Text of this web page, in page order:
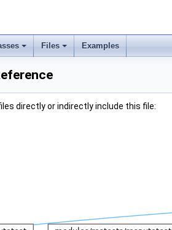
Files Examples
directly or indirectly include this file: